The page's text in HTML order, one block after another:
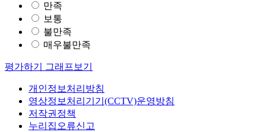
만족
보통
불만족
매우불만족
평가하기 그래프보기
개인정보처리방침
영상정보처리기기(CCTV)운영방침
저작권정책
누리집오류신고